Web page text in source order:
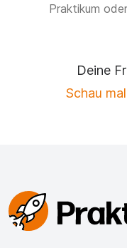
Praktikum
Deine
Schau